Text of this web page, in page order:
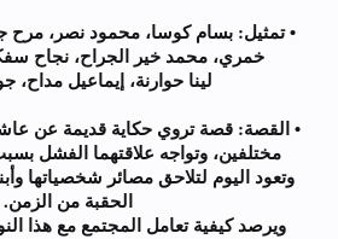
• تمثيل: بسام كوسا، محمود نصر، مرح
خمري، محمد خير الجراح، نجاح
لينا حوارنة، إيماعيل مداح،
• القصة: قصة تروي حكاية قديمة عن
مختلفين، وتواجه علاقتهما الفشل
وتعود اليوم لتلاحق مصائر شخصياتها
الحقبة من الزمن.
ويرصد كيفية تعامل المجتمع مع هذا